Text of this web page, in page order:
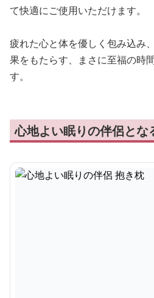
て快適にご使用いただけます。
疲れた心と体を優しく包み込み
果をもたらす、まさに至福の時
す。
心地よい眠りの伴侶とな